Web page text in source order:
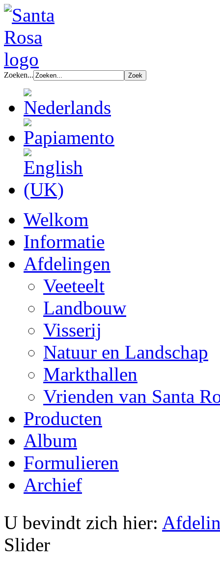
Zoeken...
Welkom
Informatie
Afdelingen
Veeteelt
Landbouw
Visserij
Natuur en Landschap
Markthallen
Vrienden van Santa
Producten
Album
Formulieren
Archief
U bevindt zich hier:
Slider